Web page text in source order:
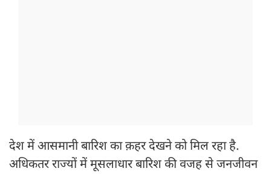
देश में आसमानी बारिश का क़हर देखने को मिल रहा है.
अधिकतर राज्यों में मूसलाधार बारिश की वजह से जनजीवन